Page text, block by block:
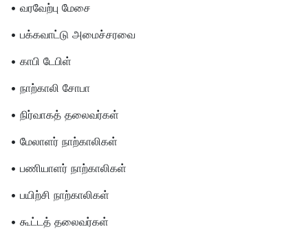
• வரவேற்பு மேசை
• பக்கவாட்டு அமைச்சரவை
• காபி டேபிள்
• நாற்காலி சோபா
• நிர்வாகத் தலைவர்கள்
• மேலாளர் நாற்காலிகள்
• பணியாளர் நாற்காலிகள்
• பயிற்சி நாற்காலிகள்
• கூட்டத் தலைவர்கள்